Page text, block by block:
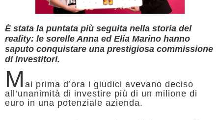
È stata la puntata più seguita nella storia del
reality: le sorelle Anna ed Elia Marino hanno
saputo conquistare una prestigiosa commissione
di investitori.
M ai prima d’ora i giudici avevano deciso
all’unanimità di investire più di un milione di
euro in una potenziale azienda.